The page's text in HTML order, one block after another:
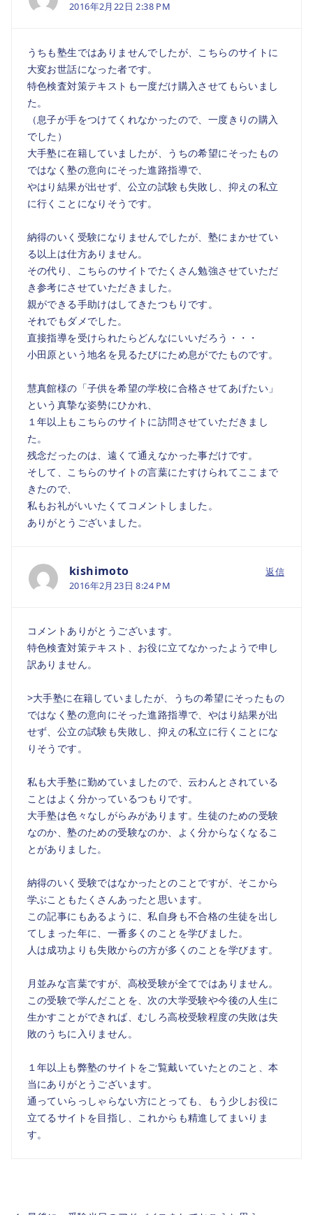
2016年2月22日 2:38 PM
うちも塾生ではありませんでしたが、こちらのサイトに
大変お世話になった者です。
特色検査対策テキストも一度だけ購入させてもらいまし
た。
（息子が手をつけてくれなかったので、一度きりの購入
でした）
大手塾に在籍していましたが、うちの希望にそったもの
ではなく塾の意向にそった進路指導で、
やはり結果が出せず、公立の試験も失敗し、抑えの私立
に行くことになりそうです。
納得のいく受験になりませんでしたが、塾にまかせてい
る以上は仕方ありません。
その代り、こちらのサイトでたくさん勉強させていただ
き参考にさせていただきました。
親ができる手助けはしてきたつもりです。
それでもダメでした。
直接指導を受けられたらどんなにいいだろう・・・
小田原という地名を見るたびにため息がでたものです。
慧真館様の「子供を希望の学校に合格させてあげたい」
という真摯な姿勢にひかれ、
１年以上もこちらのサイトに訪問させていただきまし
た。
残念だったのは、遠くて通えなかった事だけです。
そして、こちらのサイトの言葉にたすけられてここまで
きたので、
私もお礼がいいたくてコメントしました。
ありがとうございました。
kishimoto
2016年2月23日 8:24 PM
返信
コメントありがとうございます。
特色検査対策テキスト、お役に立てなかったようで申し
訳ありません。
>大手塾に在籍していましたが、うちの希望にそったもの
ではなく塾の意向にそった進路指導で、やはり結果が出
せず、公立の試験も失敗し、抑えの私立に行くことにな
りそうです。
私も大手塾に勤めていましたので、云わんとされている
ことはよく分かっているつもりです。
大手塾は色々なしがらみがあります。生徒のための受験
なのか、塾のための受験なのか、よく分からなくなるこ
とがありました。
納得のいく受験ではなかったとのことですが、そこから
学ぶこともたくさんあったと思います。
この記事にもあるように、私自身も不合格の生徒を出し
てしまった年に、一番多くのことを学びました。
人は成功よりも失敗からの方が多くのことを学びます。
月並みな言葉ですが、高校受験が全てではありません。
この受験で学んだことを、次の大学受験や今後の人生に
生かすことができれば、むしろ高校受験程度の失敗は失
敗のうちに入りません。
１年以上も弊塾のサイトをご覧戴いていたとのこと、本
当にありがとうございます。
通っていらっしゃらない方にとっても、もう少しお役に
立てるサイトを目指し、これからも精進してまいりま
す。